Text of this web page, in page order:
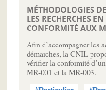
MÉTHODOLOGIES
LES RECHERCHES
CONFORMITÉ AUX
Afin d’accompagner les
démarches, la CNIL
vérifier la conformité
MR-001 et la MR-003.